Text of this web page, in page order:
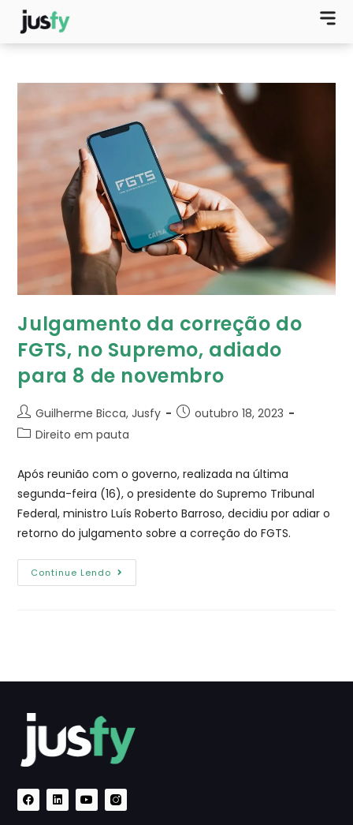
Julgamento da correção do
FGTS, no Supremo, adiado
para 8 de novembro
Guilherme Bicca, Jusfy
outubro 18, 2023
Direito em pauta
Após reunião com o governo, realizada na última
segunda-feira (16), o presidente do Supremo Tribunal
Federal, ministro Luís Roberto Barroso, decidiu por adiar o
retorno do julgamento sobre a correção do FGTS.
Continue Lendo